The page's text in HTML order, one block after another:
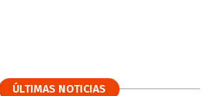
ÚLTIMAS NOTICIAS